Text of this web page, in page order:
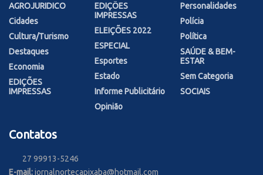
AGROJURIDICO
Cidades
Cultura/Turismo
Destaques
Economia
EDIÇÕES
IMPRESSAS
EDIÇÕES
IMPRESSAS
ELEIÇÕES 2022
ESPECIAL
Esportes
Estado
Informe Publicitário
Opinião
Personalidades
Polícia
Política
SAÚDE & BEM-
ESTAR
Sem Categoria
SOCIAIS
Contatos
27 99913-5246
E-mail:jornalnortecapixaba@hotmail.com